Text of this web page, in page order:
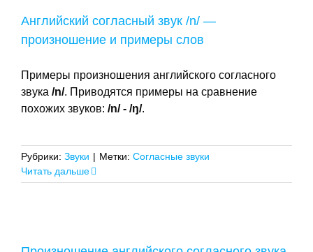
Английский согласный звук /n/ —
произношение и примеры слов
Примеры произношения английского согласного
звука /n/. Приводятся примеры на сравнение
похожих звуков: /n/ - /ŋ/.
Рубрики: Звуки | Метки: Согласные звуки
Читать дальше